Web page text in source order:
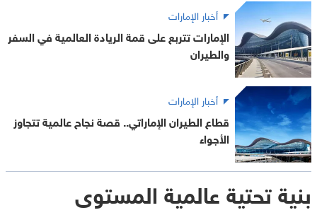
أخبار الإمارات
الإمارات تتربع على قمة الريادة العالمية في السفر
والطيران
أخبار الإمارات
قطاع الطيران الإماراتي.. قصة نجاح عالمية تتجاوز
الأجواء
بنية تحتية عالمية المستوى